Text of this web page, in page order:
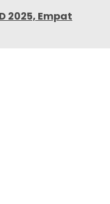
2025, Empat